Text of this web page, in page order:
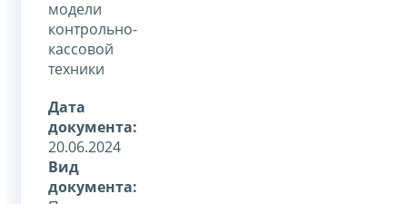
модели
контрольно-
кассовой
техники
Дата
документа:
20.06.2024
Вид
документа: